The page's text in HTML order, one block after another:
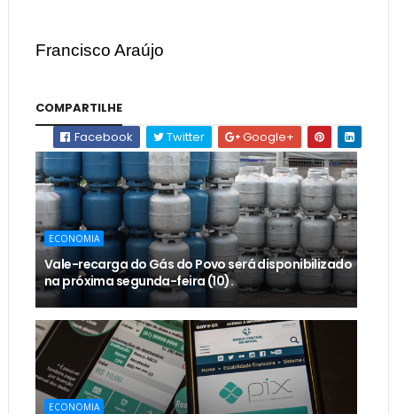
Francisco Araújo
COMPARTILHE
Facebook
Twitter Google+
ECONOMIA
Vale-recarga do Gás do Povo será disponibilizado
na próxima segunda-feira (10).
ECONOMIA